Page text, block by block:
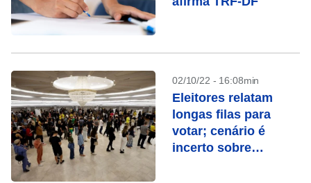
02/10/22 - 16:08min
Eleitores relatam
longas filas para
votar; cenário é
incerto sobre